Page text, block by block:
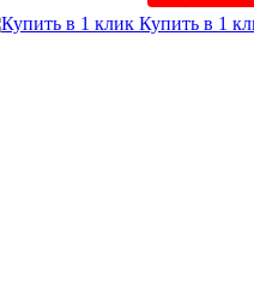
Купить в 1